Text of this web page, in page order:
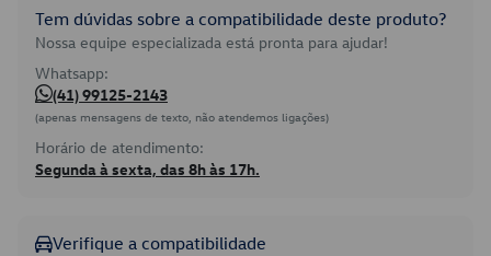
Tem dúvidas sobre a compatibilidade deste produto?
Nossa equipe especializada está pronta para ajudar!
Whatsapp:
(41) 99125-2143
(apenas mensagens de texto, não atendemos ligações)
Horário de atendimento:
Segunda à sexta, das 8h às 17h.
Verifique a compatibilidade